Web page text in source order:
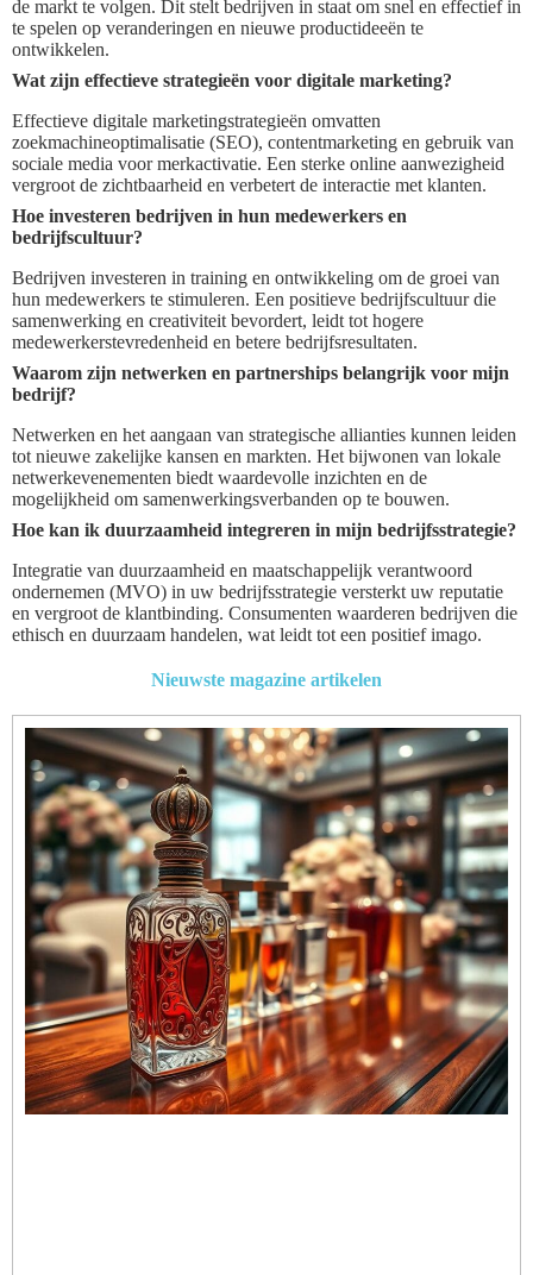
de markt te volgen. Dit stelt bedrijven in staat om snel en effectief in
te spelen op veranderingen en nieuwe productideeën te
ontwikkelen.
Wat zijn effectieve strategieën voor digitale marketing?
Effectieve digitale marketingstrategieën omvatten
zoekmachineoptimalisatie (SEO), contentmarketing en gebruik van
sociale media voor merkactivatie. Een sterke online aanwezigheid
vergroot de zichtbaarheid en verbetert de interactie met klanten.
Hoe investeren bedrijven in hun medewerkers en
bedrijfscultuur?
Bedrijven investeren in training en ontwikkeling om de groei van
hun medewerkers te stimuleren. Een positieve bedrijfscultuur die
samenwerking en creativiteit bevordert, leidt tot hogere
medewerkerstevredenheid en betere bedrijfsresultaten.
Waarom zijn netwerken en partnerships belangrijk voor mijn
bedrijf?
Netwerken en het aangaan van strategische allianties kunnen leiden
tot nieuwe zakelijke kansen en markten. Het bijwonen van lokale
netwerkevenementen biedt waardevolle inzichten en de
mogelijkheid om samenwerkingsverbanden op te bouwen.
Hoe kan ik duurzaamheid integreren in mijn bedrijfsstrategie?
Integratie van duurzaamheid en maatschappelijk verantwoord
ondernemen (MVO) in uw bedrijfsstrategie versterkt uw reputatie
en vergroot de klantbinding. Consumenten waarderen bedrijven die
ethisch en duurzaam handelen, wat leidt tot een positief imago.
Nieuwste magazine artikelen